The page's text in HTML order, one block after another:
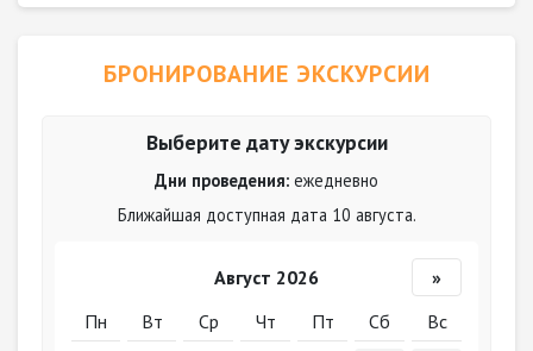
БРОНИРОВАНИЕ ЭКСКУРСИИ
Выберите дату экскурсии
Дни проведения: ежедневно
Ближайшая доступная дата 10 августа.
Август 2026
»
Пн
Вт Ср Чт Пт Сб
Вс